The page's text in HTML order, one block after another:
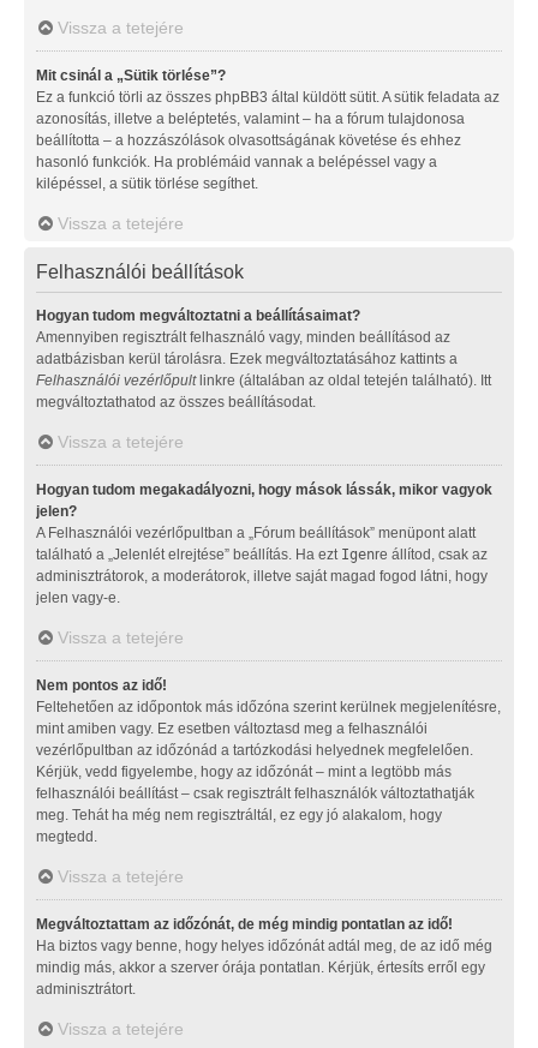
Vissza a tetejére
Mit csinál a „Sütik törlése”?
Ez a funkció törli az összes phpBB3 által küldött sütit. A sütik feladata az
azonosítás, illetve a beléptetés, valamint – ha a fórum tulajdonosa
beállította – a hozzászólások olvasottságának követése és ehhez
hasonló funkciók. Ha problémáid vannak a belépéssel vagy a
kilépéssel, a sütik törlése segíthet.
Vissza a tetejére
Felhasználói beállítások
Hogyan tudom megváltoztatni a beállításaimat?
Amennyiben regisztrált felhasználó vagy, minden beállításod az
adatbázisban kerül tárolásra. Ezek megváltoztatásához kattints a
Felhasználói vezérlőpultlinkre (általában az oldal tetején található). Itt
megváltoztathatod az összes beállításodat.
Vissza a tetejére
Hogyan tudom megakadályozni, hogy mások lássák, mikor vagyok
jelen?
A Felhasználói vezérlőpultban a „Fórum beállítások” menüpont alatt
található a „Jelenlét elrejtése” beállítás. Ha ezt Igenre állítod, csak az
adminisztrátorok, a moderátorok, illetve saját magad fogod látni, hogy
jelen vagy-e.
Vissza a tetejére
Nem pontos az idő!
Feltehetően az időpontok más időzóna szerint kerülnek megjelenítésre,
mint amiben vagy. Ez esetben változtasd meg a felhasználói
vezérlőpultban az időzónád a tartózkodási helyednek megfelelően.
Kérjük, vedd figyelembe, hogy az időzónát – mint a legtöbb más
felhasználói beállítást – csak regisztrált felhasználók változtathatják
meg. Tehát ha még nem regisztráltál, ez egy jó alakalom, hogy
megtedd.
Vissza a tetejére
Megváltoztattam az időzónát, de még mindig pontatlan az idő!
Ha biztos vagy benne, hogy helyes időzónát adtál meg, de az idő még
mindig más, akkor a szerver órája pontatlan. Kérjük, értesíts erről egy
adminisztrátort.
Vissza a tetejére